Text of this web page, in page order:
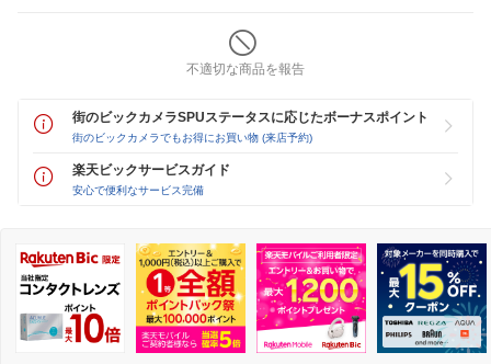
不適切な商品を報告
街のビックカメラSPUステータスに応じたボーナスポイント
街のビックカメラでもお得にお買い物 (来店予約)
楽天ビックサービスガイド
安心で便利なサービス完備